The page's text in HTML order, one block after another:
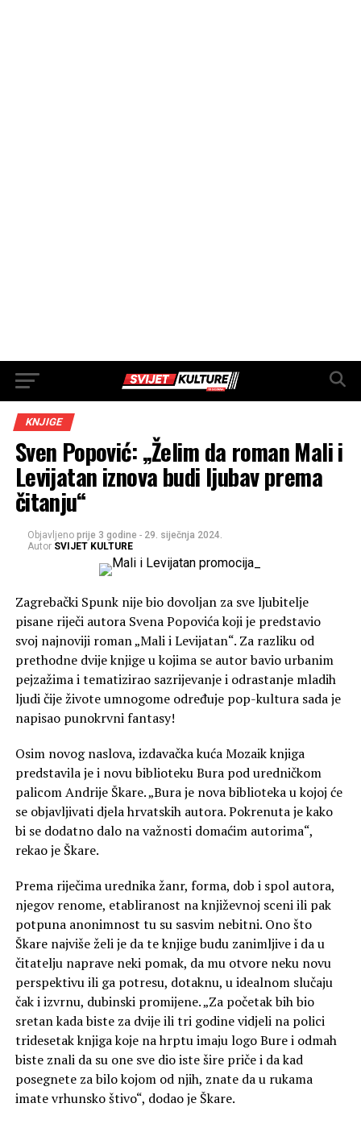
KNJIGE
Sven Popović: „Želim da roman Mali i
Levijatan iznova budi ljubav prema
čitanju“
Objavljeno prije 3 godine - 29. siječnja 2024.
Autor SVIJET KULTURE
Zagrebački Spunk nije bio dovoljan za sve ljubitelje
pisane riječi autora Svena Popovića koji je predstavio
svoj najnoviji roman „Mali i Levijatan“. Za razliku od
prethodne dvije knjige u kojima se autor bavio urbanim
pejzažima i tematizirao sazrijevanje i odrastanje mladih
ljudi čije živote umnogome određuje pop-kultura sada je
napisao punokrvni fantasy!
Osim novog naslova, izdavačka kuća Mozaik knjiga
predstavila je i novu biblioteku Bura pod uredničkom
palicom Andrije Škare. „Bura je nova biblioteka u kojoj će
se objavljivati djela hrvatskih autora. Pokrenuta je kako
bi se dodatno dalo na važnosti domaćim autorima“,
rekao je Škare.
Prema riječima urednika žanr, forma, dob i spol autora,
njegov renome, etabliranost na književnoj sceni ili pak
potpuna anonimnost tu su sasvim nebitni. Ono što
Škare najviše želi je da te knjige budu zanimljive i da u
čitatelju naprave neki pomak, da mu otvore neku novu
perspektivu ili ga potresu, dotaknu, u idealnom slučaju
čak i izvrnu, dubinski promijene. „Za početak bih bio
sretan kada biste za dvije ili tri godine vidjeli na polici
tridesetak knjiga koje na hrptu imaju logo Bure i odmah
biste znali da su one sve dio iste šire priče i da kad
posegnete za bilo kojom od njih, znate da u rukama
imate vrhunsko štivo“, dodao je Škare.